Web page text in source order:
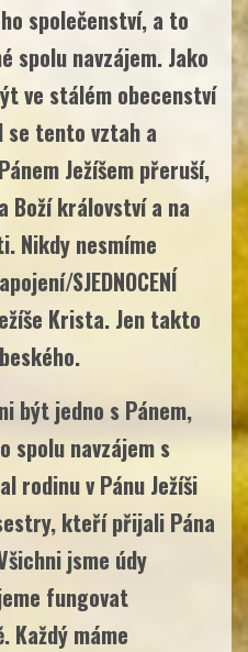
společenství, a to
spolu navzájem. Jako
ve stálém obecenství
se tento vztah a
Ježíšem přeruší,
Boží království a na
Nikdy nesmíme
SJEDNOCENÍ
Krista. Jen takto
být jedno s Pánem,
spolu navzájem s
rodinu v Pánu Ježíši
kteří přijali Pána
jsme údy
fungovat
Každý máme